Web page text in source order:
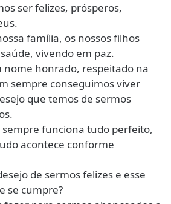
ser felizes, prósperos,
família, os nossos filhos
vivendo em paz.
nome honrado, respeitado na
sempre conseguimos viver
que temos de sermos
sempre funciona tudo perfeito,
acontece conforme
de sermos felizes e esse
se cumpre?